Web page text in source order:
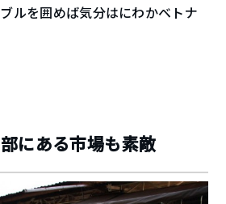
ルを囲めば気分はにわかベトナ
にある市場も素敵